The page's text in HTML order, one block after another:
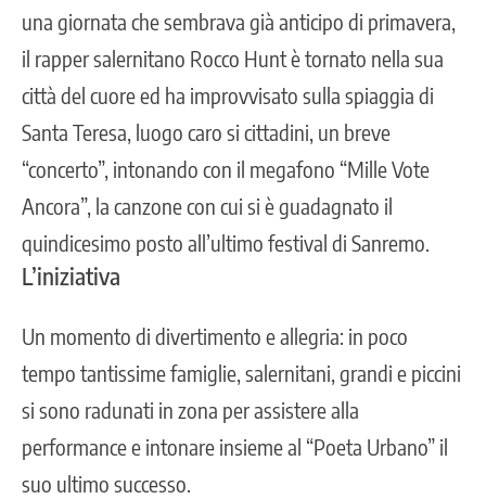
una giornata che sembrava già anticipo di primavera,
il rapper salernitano Rocco Hunt è tornato nella sua
città del cuore ed ha improvvisato sulla spiaggia di
Santa Teresa, luogo caro si cittadini, un breve
“concerto”, intonando con il megafono “Mille Vote
Ancora”, la canzone con cui si è guadagnato il
quindicesimo posto all’ultimo festival di Sanremo.
L’iniziativa
Un momento di divertimento e allegria: in poco
tempo tantissime famiglie, salernitani, grandi e piccini
si sono radunati in zona per assistere alla
performance e intonare insieme al “Poeta Urbano” il
suo ultimo successo.